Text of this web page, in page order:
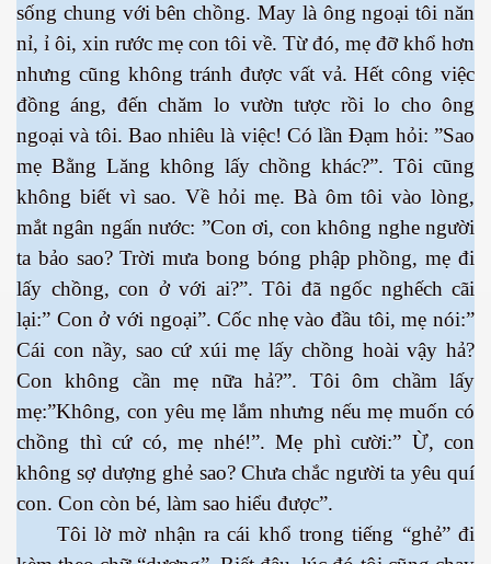
sống chung với bên chồng. May là ông ngoại tôi năn
nỉ, ỉ ôi, xin rước mẹ con tôi về. Từ đó, mẹ đỡ khổ hơn
nhưng cũng không tránh được vất vả. Hết công việc
đồng áng, đến chăm lo vườn tược rồi lo cho ông
ngoại và tôi. Bao nhiêu là việc! Có lần Đạm hỏi: ”Sao
mẹ Bằng Lăng không lấy chồng khác?”. Tôi cũng
không biết vì sao. Về hỏi mẹ. Bà ôm tôi vào lòng,
mắt ngân ngấn nước: ”Con ơi, con không nghe người
ta bảo sao? Trời mưa bong bóng phập phồng, mẹ đi
lấy chồng, con ở với ai?”. Tôi đã ngốc nghếch cãi
lại:” Con ở với ngoại”. Cốc nhẹ vào đầu tôi, mẹ nói:”
Cái con nầy, sao cứ xúi mẹ lấy chồng hoài vậy hả?
Con không cần mẹ nữa hả?”. Tôi ôm chầm lấy
mẹ:”Không, con yêu mẹ lắm nhưng nếu mẹ muốn có
chồng thì cứ có, mẹ nhé!”. Mẹ phì cười:” Ừ, con
không sợ dượng ghẻ sao? Chưa chắc người ta yêu quí
con. Con còn bé, làm sao hiểu được”.
Tôi lờ mờ nhận ra cái khổ trong tiếng “ghẻ” đi